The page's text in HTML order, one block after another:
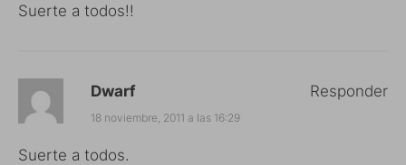
Suerte a todos!!
Dwarf
18 noviembre, 2011 a las 16:29
Suerte a todos.
Responder